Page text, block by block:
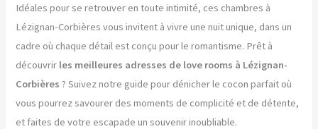
Idéales pour se retrouver en toute intimité, ces chambres à
Lézignan-Corbières vous invitent à vivre une nuit unique, dans un
cadre où chaque détail est conçu pour le romantisme. Prêt à
découvrir les meilleures adresses de love rooms à Lézignan-
Corbières ? Suivez notre guide pour dénicher le cocon parfait où
vous pourrez savourer des moments de complicité et de détente,
et faites de votre escapade un souvenir inoubliable.